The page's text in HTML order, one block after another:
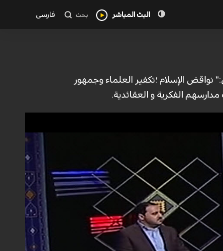
البث المباشر بحث فارسی
الإسلام ؛تكفير العلماء وجمهور
الفكرية و العقائدية.